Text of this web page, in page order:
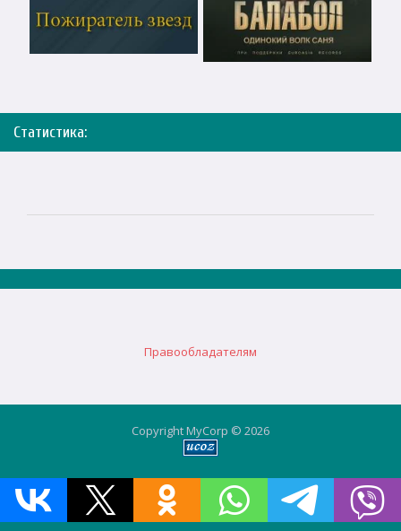
Статистика:
Правообладателям
Copyright MyCorp © 2026